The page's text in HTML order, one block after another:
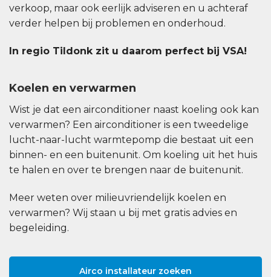
verkoop, maar ook eerlijk adviseren en u achteraf
verder helpen bij problemen en onderhoud.
In regio Tildonk zit u daarom perfect bij VSA!
Koelen en verwarmen
Wist je dat een airconditioner naast koeling ook kan
verwarmen? Een airconditioner is een tweedelige
lucht-naar-lucht warmtepomp die bestaat uit een
binnen- en een buitenunit. Om koeling uit het huis
te halen en over te brengen naar de buitenunit.
Meer weten over milieuvriendelijk koelen en
verwarmen? Wij staan u bij met gratis advies en
begeleiding.
Airco installateur zoeken